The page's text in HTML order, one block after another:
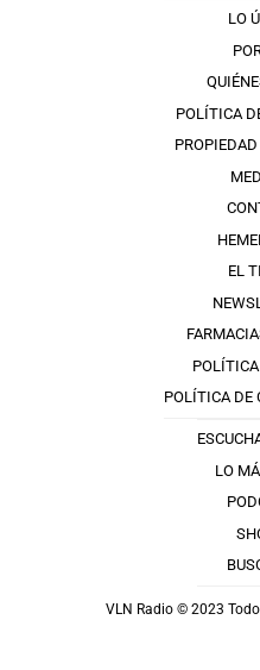
LO
POLÍTICA
EL
POLÍTICA DE
LO
VLN Radio © 2023